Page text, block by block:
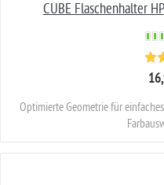
CUBE Flaschenhalter
Optimierte Geometrie für